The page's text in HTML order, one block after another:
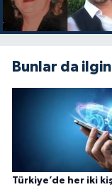
Bunlar da
Türkiye’de her iki